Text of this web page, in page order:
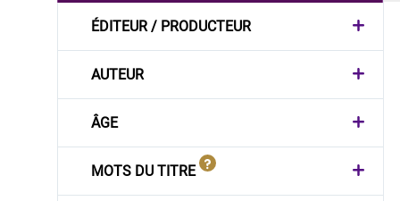
ÉDITEUR / PRODUCTEUR
AUTEUR
ÂGE
MOTS DU TITRE